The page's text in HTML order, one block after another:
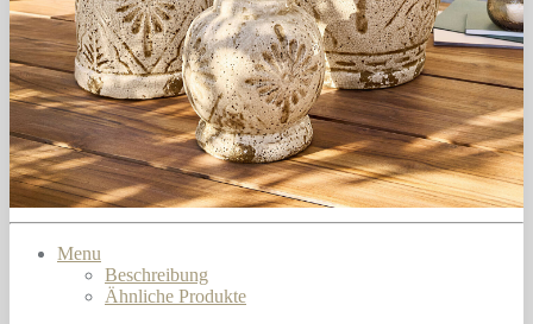
Menu
Beschreibung
Ähnliche Produkte